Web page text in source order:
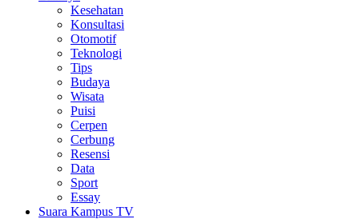
Kesehatan
Konsultasi
Otomotif
Teknologi
Tips
Budaya
Wisata
Puisi
Cerpen
Cerbung
Resensi
Data
Sport
Essay
Suara Kampus TV